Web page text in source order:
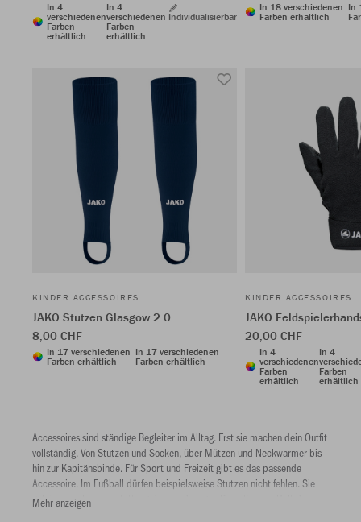
In 4
verschiedenen
Farben
erhältlich
In 4
verschiedenen
Farben
erhältlich
Individualisierbar
In 18 verschiedenen
Farben erhältlich
In
KINDER ACCESSOIRES
JAKO Stutzen Glasgow 2.0
8,00 CHF
In 17 verschiedenen
Farben erhältlich
In 17 verschiedenen
Farben erhältlich
KINDER ACCESSOIRES
JAKO
20,00 CHF
In 4
verschiedenen
Farben
erhältlich
In 4
Farben
erhältlich
Accessoires sind ständige Begleiter im Alltag. Erst sie machen dein Outfit
vollständig. Von Stutzen und Socken, über Mützen und Neckwarmer bis
hin zur Kapitänsbinde. Für Sport und Freizeit gibt es das passende
Accessoire. Im Fußball dürfen beispielsweise Stutzen nicht fehlen. Sie
gehören zur Teamausstattung dazu und sorgen für optimalen Halt des
Schienbeinschoners.
Mehr anzeigen